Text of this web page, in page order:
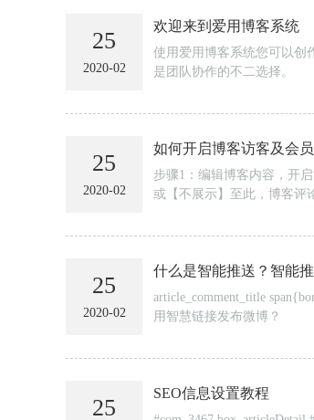
25
2020-02
欢迎来到爱用博客系统
使用爱用博客系统您可以创
是团队协作的不二选择。
25
2020-02
如何开启博客访客及会
步骤1：编辑博客内容，开
或【不展示】至此，博客评
25
2020-02
什么是智能推送？智能
article_comment_title
用智慧链接发布微博？
25
SEO信息设置教程